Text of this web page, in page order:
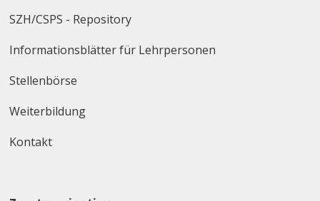
SZH/CSPS - Repository
Informationsblätter für Lehrpersonen
Stellenbörse
Weiterbildung
Kontakt